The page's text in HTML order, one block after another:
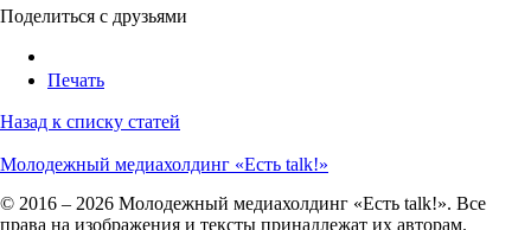
Поделиться с друзьями
Печать
Назад к списку статей
Молодежный медиахолдинг «Есть talk!»
© 2016 – 2026 Молодежный медиахолдинг «Есть talk!». Все
права на изображения и тексты принадлежат их авторам.